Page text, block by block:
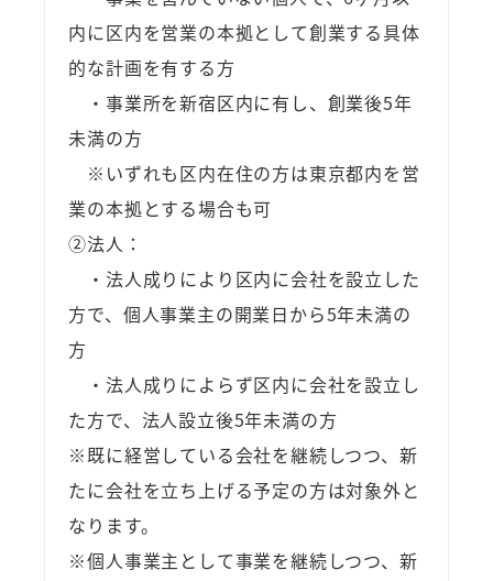
内に区内を営業の本拠として創業する具体
的な計画を有する方
・事業所を新宿区内に有し、創業後5年
未満の方
※いずれも区内在住の方は東京都内を営
業の本拠とする場合も可
②法人：
・法人成りにより区内に会社を設立した
方で、個人事業主の開業日から5年未満の
方
・法人成りによらず区内に会社を設立し
た方で、法人設立後5年未満の方
※既に経営している会社を継続しつつ、新
たに会社を立ち上げる予定の方は対象外と
なります。
※個人事業主として事業を継続しつつ、新